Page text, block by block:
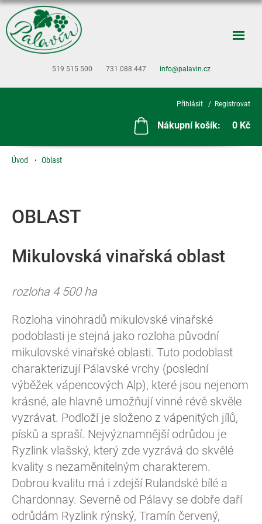
519 515 500 731 088 447 info@palavin.cz
Přihlásit Registrovat
Nákupní košík: 0 Kč
Úvod Oblast
OBLAST
Mikulovská vinařská oblast
rozloha 4 500 ha
Rozloha vinohradů mikulovské vinařské
podoblasti je stejná jako rozloha původní
mikulovské vinařské oblasti. Tuto podoblast
charakterizují Pálavské vrchy (poslední
výběžek vápencových Alp), které jsou nejenom
krásné, ale hlavně umožňují vinné révě skvěle
vyzrávat. Podloží je složeno z vápenitých jílů,
písků a spraší. Nejvýznamnější odrůdou je
Ryzlink vlašský, který zde vyzrává do skvělé
kvality s nezaměnitelným charakterem.
Dobrou kvalitu má i zdejší Rulandské bílé a
Chardonnay. Severně od Pálavy se dobře daří
odrůdám Ryzlink rýnský, Tramín červený,